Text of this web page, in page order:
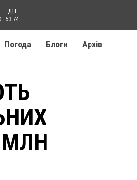
ДП
53.74
Погода Блоги Aрхів
МЛН